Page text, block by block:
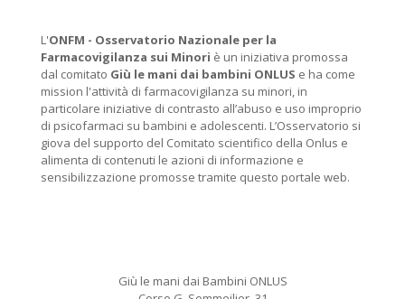
L'ONFM - Osservatorio Nazionale per la
Farmacovigilanza sui Minori è un iniziativa promossa
dal comitato Giù le mani dai bambini ONLUS e ha come
mission l'attività di farmacovigilanza su minori, in
particolare iniziative di contrasto all’abuso e uso improprio
di psicofarmaci su bambini e adolescenti. L’Osservatorio si
giova del supporto del Comitato scientifico della Onlus e
alimenta di contenuti le azioni di informazione e
sensibilizzazione promosse tramite questo portale web.
Giù le mani dai Bambini ONLUS